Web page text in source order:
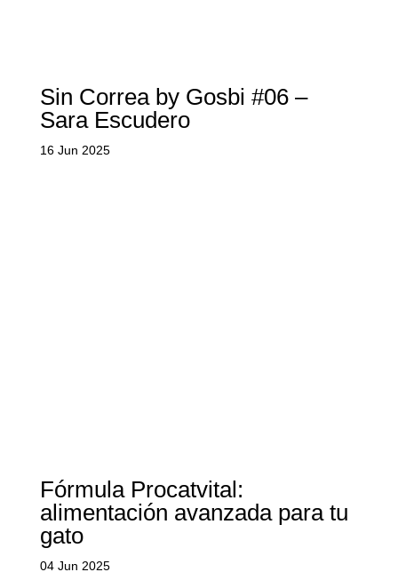
Sin Correa by Gosbi #06 –
Sara Escudero
16 Jun 2025
Fórmula Procatvital:
alimentación avanzada para tu
gato
04 Jun 2025